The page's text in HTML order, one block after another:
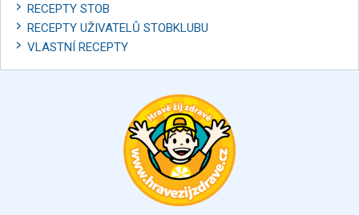
RECEPTY STOB
RECEPTY UŽIVATELŮ STOBKLUBU
VLASTNÍ RECEPTY